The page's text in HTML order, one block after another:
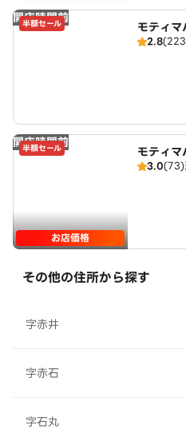
開店時間前
半額セール モティマ
2.8
開店時間前
半額セール
お店価格
モティ
バー
3.0(73)
その他の住所から探す
字赤井
字赤石
字石丸